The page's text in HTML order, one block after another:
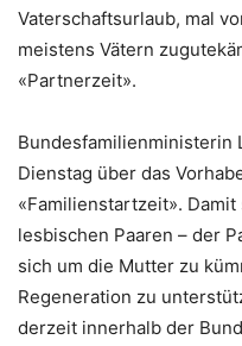
Vaterschaftsurlaub, mal
meistens Vätern
«Partnerzeit».
Bundesfamilienministerin
Dienstag über das
«Familienstartzeit».
lesbischen Paaren – der
sich um die Mutter zu
Regeneration zu
derzeit innerhalb der